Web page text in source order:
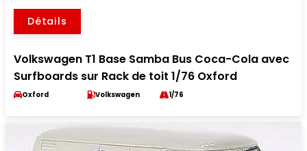
Détails
Volkswagen T1 Base Samba Bus Coca-Cola avec
Surfboards sur Rack de toit 1/76 Oxford
Oxford Volkswagen 1/76